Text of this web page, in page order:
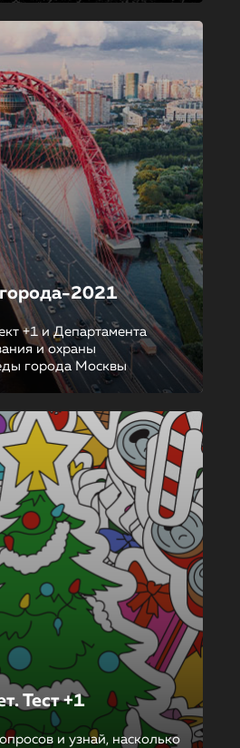
2021
+1 и Департамента
и охраны
города Москвы
Тест +1
и узнай, насколько